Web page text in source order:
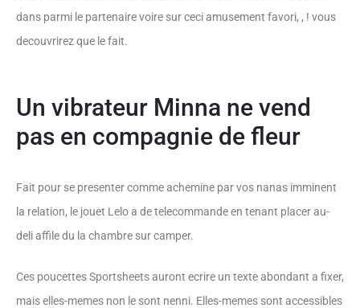
dans parmi le partenaire voire sur ceci amusement favori, , ! vous
decouvrirez que le fait.
Un vibrateur Minna ne vend
pas en compagnie de fleur
Fait pour se presenter comme achemine par vos nanas imminent
la relation, le jouet Lelo a de telecommande en tenant placer au-
deli affile du la chambre sur camper.
Ces poucettes Sportsheets auront ecrire un texte abondant a fixer,
mais elles-memes non le sont nenni. Elles-memes sont accessibles